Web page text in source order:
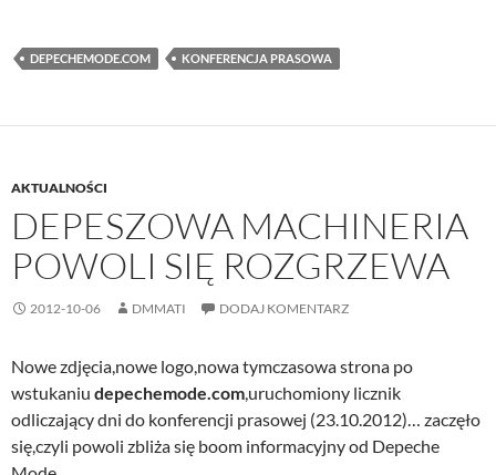
DEPECHEMODE.COM KONFERENCJA PRASOWA
AKTUALNOŚCI
DEPESZOWA MACHINERIA
POWOLI SIĘ ROZGRZEWA
2012-10-06 DMMATI DODAJ KOMENTARZ
Nowe zdjęcia,nowe logo,nowa tymczasowa strona po
wstukaniu depechemode.com,uruchomiony licznik
odliczający dni do konferencji prasowej (23.10.2012)… zaczęło
się,czyli powoli zbliża się boom informacyjny od Depeche